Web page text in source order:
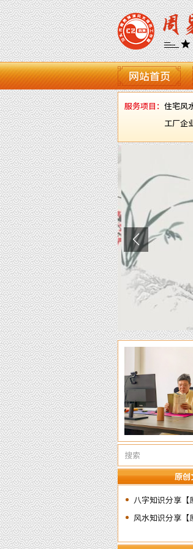
网站首页
服务项目： 住宅风
工厂企
原创
八字知识分享【
风水知识分享【